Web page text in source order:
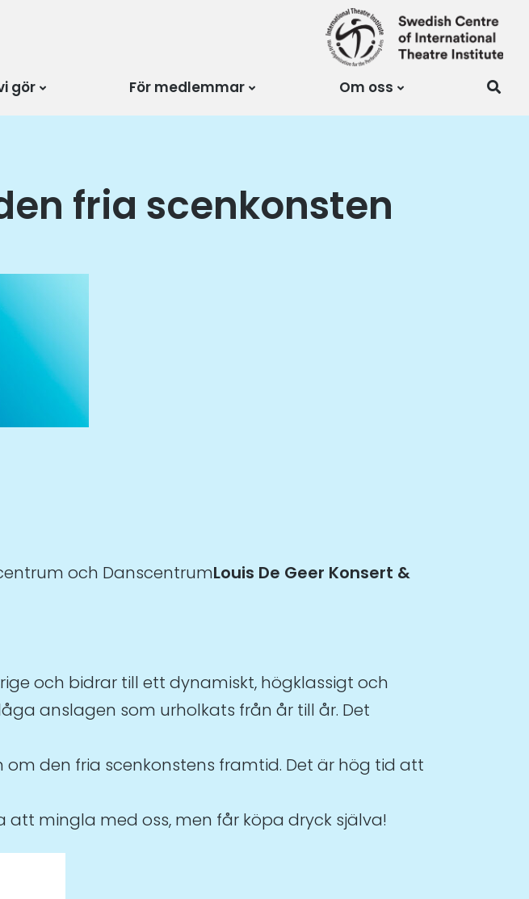
gör För medlemmar Om oss
fria scenkonsten
och DanscentrumLouis De Geer Konsert &
och bidrar till ett dynamiskt, högklassigt och
anslagen som urholkats från år till år. Det
den fria scenkonstens framtid. Det är hög tid att
att mingla med oss, men får köpa dryck själva!